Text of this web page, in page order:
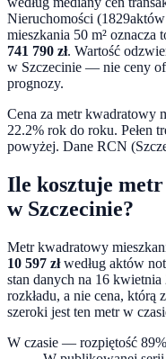
Nieruchomości (1829
mieszkania 50 m² oznacza
741 790 zł. Wartość
w Szczecinie — nie ceny
prognozy.
Cena za metr kwadratowy
22.2% rok do roku. Pełen
powyżej. Dane RCN (
Ile kosztuje
w Szczecinie?
Metr kwadratowy
10 597 złwedług aktów
stan danych na 16 kwietnia
rozkładu, a nie cena, którą
szeroki jest ten metr w
W czasie — rozpiętość 89